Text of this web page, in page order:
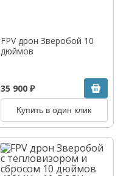
FPV дрон Зверобой 10
дюймов
35 900 ₽
Купить в один клик